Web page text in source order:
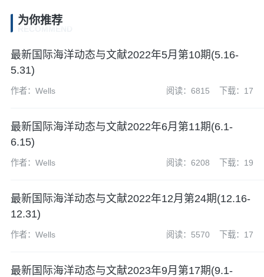
为你推荐
最新国际海洋动态与文献2022年5月第10期(5.16-
5.31)
作者：Wells 阅读：6815 下载：17
最新国际海洋动态与文献2022年6月第11期(6.1-
6.15)
作者：Wells 阅读：6208 下载：19
最新国际海洋动态与文献2022年12月第24期(12.16-
12.31)
作者：Wells 阅读：5570 下载：17
最新国际海洋动态与文献2023年9月第17期(9.1-